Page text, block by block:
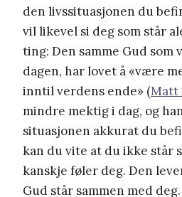
den livssituasjonen du
vil likevel si deg som står
ting: Den samme Gud som
dagen, har lovet å «være
inntil verdens ende» (Matt
mindre mektig i dag, og
situasjonen akkurat du
kan du vite at du ikke står
kanskje føler deg. Den
Gud står sammen med deg.